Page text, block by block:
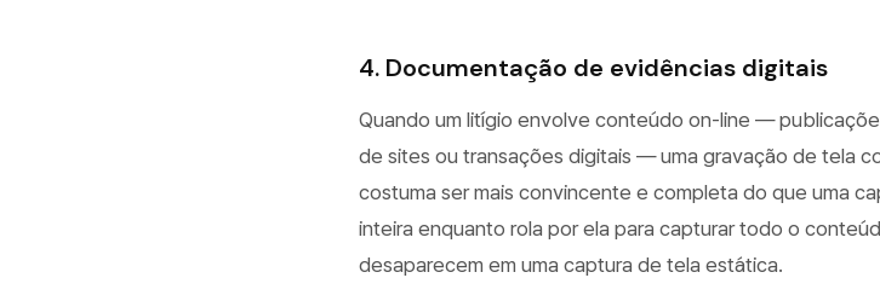
4. Documentação de evidências digitais
Quando um litígio envolve conteúdo on-line —
de sites ou transações digitais — uma gravação de tela
costuma ser mais convincente e completa do que uma
inteira enquanto rola por ela para capturar todo o
desaparecem em uma captura de tela estática.